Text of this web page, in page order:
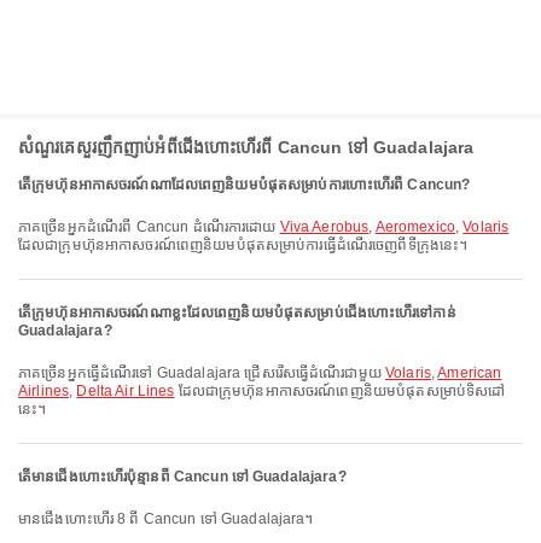
សំណួរគេសួរញឹកញាប់អំពីជើងហោះហើរពី Cancun ទៅ Guadalajara
តើក្រុមហ៊ុនអាកាសចរណ៍ណាដែលពេញនិយមបំផុតសម្រាប់ការហោះហើរពី Cancun?
ភាគច្រើនអ្នកដំណើរពី Cancun ដំណើរការដោយ Viva Aerobus, Aeromexico,Volaris
ដែលជាក្រុមហ៊ុនអាកាសចរណ៍ពេញនិយមបំផុតសម្រាប់ការធ្វើដំណើរចេញពីទីក្រុងនេះ។
តើក្រុមហ៊ុនអាកាសចរណ៍ណាខ្លះដែលពេញនិយមបំផុតសម្រាប់ជើងហោះហើរទៅកាន់
Guadalajara?
ភាគច្រើនអ្នកធ្វើដំណើរទៅ Guadalajara ជ្រើសរើសធ្វើដំណើរជាមួយVolaris,American
Airlines, Delta Air Lines ដែលជាក្រុមហ៊ុនអាកាសចរណ៍ពេញនិយមបំផុតសម្រាប់ទិសដៅ
នេះ។
តើមានជើងហោះហើរប៉ុន្មានពី Cancun ទៅ Guadalajara?
មានជើងហោះហើរ 8 ពី Cancun ទៅ Guadalajara។